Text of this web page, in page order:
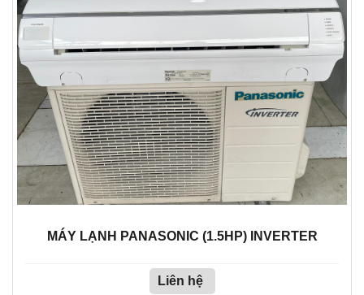
MÁY LẠNH PANASONIC (1.5HP) INVERTER
Liên hệ